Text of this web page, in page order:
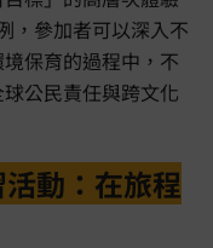
，參加者可以深入不
保育的過程中，不
公民責任與跨文化
動：在旅程